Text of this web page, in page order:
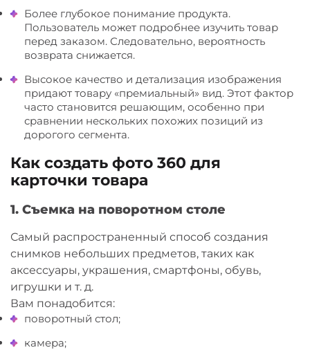
Более глубокое понимание продукта.
Пользователь может подробнее изучить товар
перед заказом. Следовательно, вероятность
возврата снижается.
Высокое качество и детализация изображения
придают товару «премиальный» вид. Этот фактор
часто становится решающим, особенно при
сравнении нескольких похожих позиций из
дорогого сегмента.
Как создать фото 360 для
карточки товара
1. Съемка на поворотном столе
Самый распространенный способ создания
снимков небольших предметов, таких как
аксессуары, украшения, смартфоны, обувь,
игрушки и т. д.
Вам понадобится:
поворотный стол;
камера;